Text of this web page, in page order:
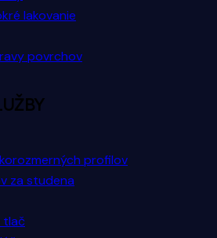
lakovanie
povrchov
profilov
za studena
tlač